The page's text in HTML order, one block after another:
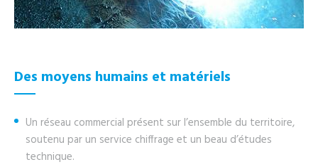
Des moyens humains et matériels
Un réseau commercial présent sur l’ensemble du territoire,
soutenu par un service chiffrage et un beau d’études
technique.